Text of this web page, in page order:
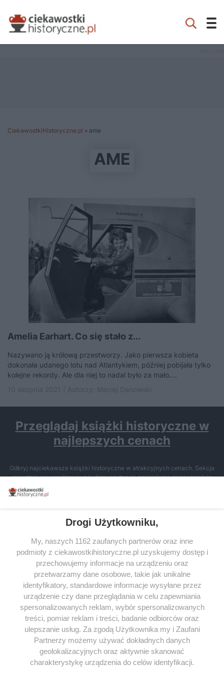
CiekawostkiHistoryczne.pl » ame
AME
Amelia Earhart. Co się stało z...
Nazywano ją królową przestworzy. Jako pierwsza kobieta
dokonała udanego lotu nad Atlantykiem, później pobijała tylko
kolejne rekordy. Ale dla niej to nadal było za mało....
Przeglądaj książki historyczne w
najlepszych cenach
Odkryj najciekawsze książki historyczne w atrakcyjnych cenach. Sekcja
powstała we współpracy z Lubimyczytac.pl, największą społecznością
miłośników literatury w Polsce – dzięki temu możesz wybierać spośród
tytułów najwyżej ocenianych przez czytelników.
SERWIS
SPOŁECZNOŚĆ
WSPÓŁPRACA
KONTAKT
ODWIEDŹ RÓWNIEŻ:
Drogi Użytkowniku,
My, naszych 1162 zaufanych partnerów oraz inne
podmioty z ciekawostkihistoryczne.pl uzyskujemy dostęp i
przechowujemy informacje na urządzeniu oraz
przetwarzamy dane osobowe, takie jak unikalne
identyfikatory, standardowe informacje wysyłane przez
urządzenie czy dane przeglądania w celu zapewniania
spersonalizowanych reklam, wybór spersonalizowanych
treści, pomiar reklam i treści, badanie odbiorców oraz
ulepszanie usług. Za zgodą Użytkownika my i Zaufani
Partnerzy możemy używać dokładnych danych
geolokalizacyjnych oraz aktywnie skanować
charakterystykę urządzenia do celów identyfikacji.